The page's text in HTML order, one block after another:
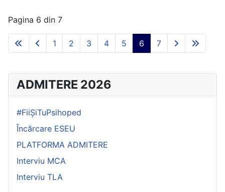
Pagina 6 din 7
1 2 3 4 5 6 7
ADMITERE 2026
#FiiȘiTuPsihoped
Încărcare ESEU
PLATFORMA ADMITERE
Interviu MCA
Interviu TLA